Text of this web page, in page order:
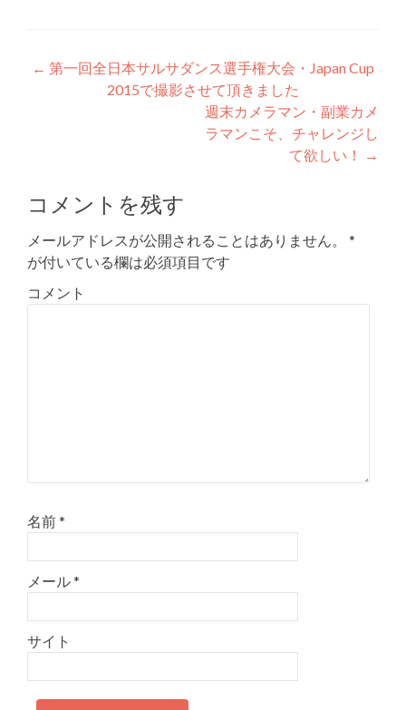
Post
navigation
← 第一回全日本サルサダンス選手権大会・Japan Cup
2015で撮影させて頂きました
週末カメラマン・副業カメ
ラマンこそ、チャレンジし
て欲しい！
→
コメントを残す
メールアドレスが公開されることはありません。
*
が付いている欄は必須項目です
コメント
名前*
メール*
サイト